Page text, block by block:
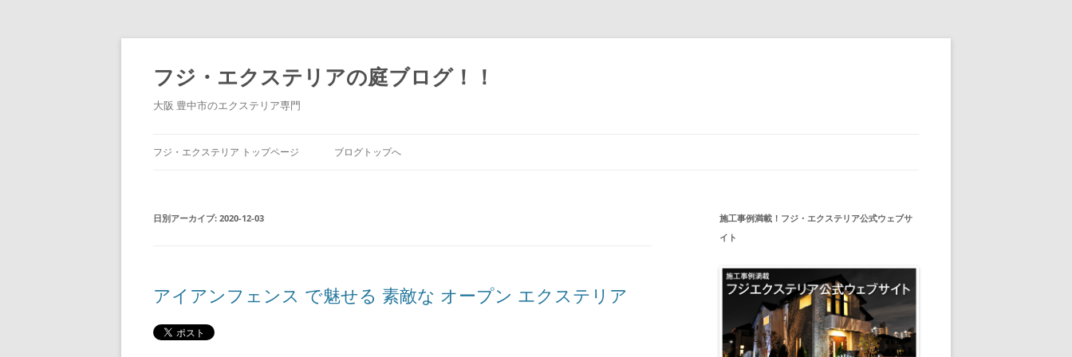
コ
ン
ツ
へ
ス
フジ・エクステリアの庭ブログ！！
大阪 豊中市のエクステリア専門
フジ・エクステリア トップページ ブログトップへ
日別アーカイブ: 2020-12-03
アイアンフェンス で魅せる 素敵な オープン エクステリア
施工事例満載！フジ・エクステリア公式ウェブサ
イト